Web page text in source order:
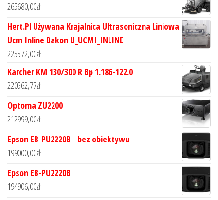
265680,00zł
Hert.Pl Używana Krajalnica Ultrasoniczna Liniowa
Ucm Inline Bakon U_UCMI_INLINE
225572,00zł
Karcher KM 130/300 R Bp 1.186-122.0
220562,77zł
Optoma ZU2200
212999,00zł
Epson EB-PU2220B - bez obiektywu
199000,00zł
Epson EB-PU2220B
194906,00zł